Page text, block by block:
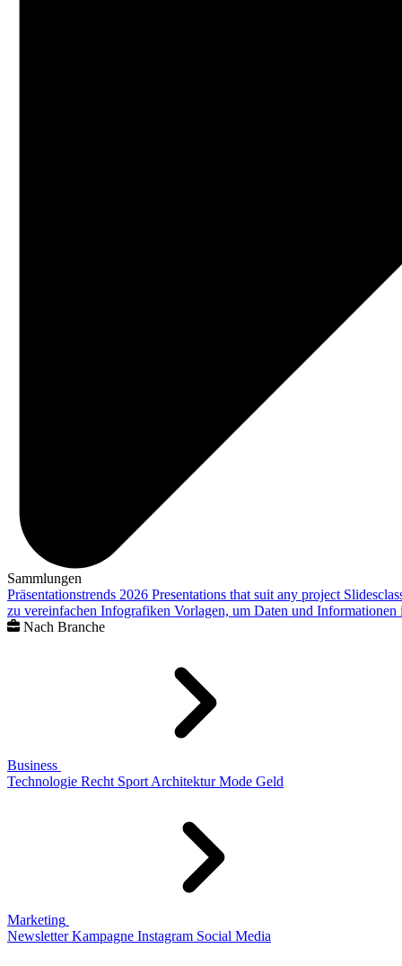
Sammlungen
Präsentationstrends 2026 Presentations that suit any project
zu vereinfachen Infografiken Vorlagen, um Daten und
Nach Branche
Business
Technologie Recht Sport Architektur Mode Geld
Marketing
Newsletter Kampagne Instagram Social Media